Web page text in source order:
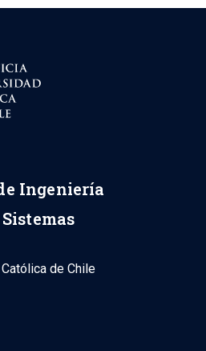
Ingeniería
de Chile